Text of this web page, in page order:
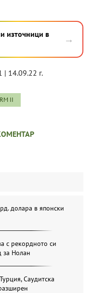
източници в
→
| 14.09.22 г.
II
долара в японски
с рекордното си
за Нолан
Саудитска